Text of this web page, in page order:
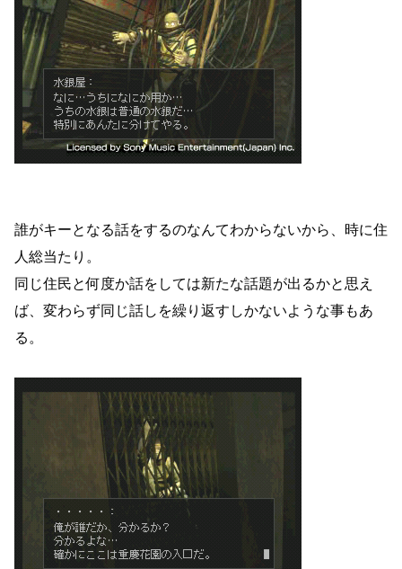
誰がキーとなる話をするのなんてわからないから、時に住
人総当たり。
同じ住民と何度か話をしては新たな話題が出るかと思え
ば、変わらず同じ話しを繰り返すしかないような事もあ
る。